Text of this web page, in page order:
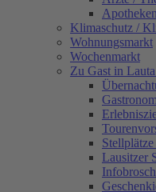
Apotheken
Klimaschutz /
Wohnungsmarkt
Wochenmarkt
Zu Gast in
Lausitzer